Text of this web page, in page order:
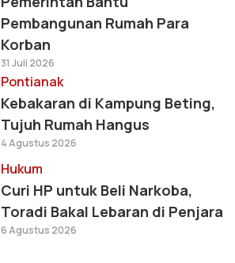
Pembangunan Rumah Para
Korban
31 Juli 2026
Pontianak
Kebakaran di Kampung Beting,
Tujuh Rumah Hangus
4 Agustus 2026
Hukum
Curi HP untuk Beli Narkoba,
Toradi Bakal Lebaran di Penjara
6 Agustus 2026